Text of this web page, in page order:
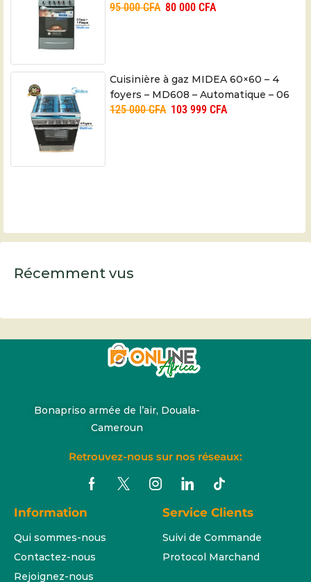
95 000CFA 80 000 CFA
Cuisinière à gaz MIDEA 60×60 – 4
foyers – MD608 – Automatique – 06
mois
125 000CFA 103 999 CFA
Récemment vus
Bonapriso armée de l’air, Douala-
Cameroun
Retrouvez-nous sur nos réseaux:
Information
Qui sommes-nous
Contactez-nous
Rejoignez-nous
Service Clients
Suivi de Commande
Protocol Marchand